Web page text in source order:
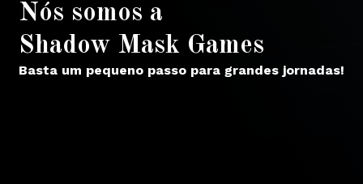
Nós somos a
Shadow Mask Games
Basta um pequeno passo para grandes jornadas!